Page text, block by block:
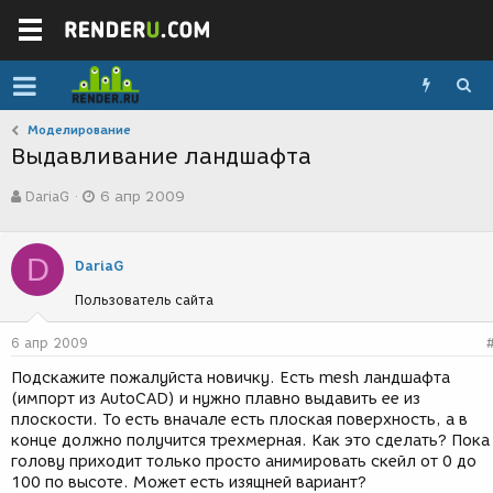
Моделирование
Выдавливание ландшафта
в
о
р
т
е
м
ы
DariaG
а
с
з
д
и
я
6 апр 2009
D DariaG
Пользователь сайта
6 апр 2009
Подскажите пожалуйста новичку. Есть mesh ландшафта
(импорт из AutoCAD) и нужно плавно выдавить ее из
плоскости. То есть вначале есть плоская поверхность, а в
конце должно получится трехмерная. Как это сделать? Пока
голову приходит только просто анимировать скейл от 0 до
100 по высоте. Может есть изящней вариант?